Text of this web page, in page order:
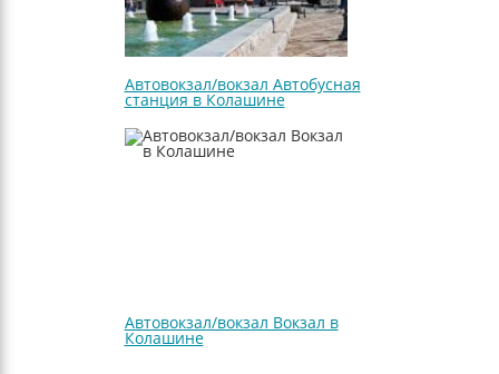
Автовокзал/вокзал Автобусная
станция в Колашине
Автовокзал/вокзал Вокзал в
Колашине